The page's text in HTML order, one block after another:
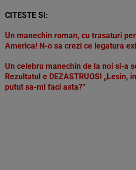
CITESTE SI:
Un manechin roman, cu trasaturi
America! N-o sa crezi ce legatura
Un celebru manechin de la noi si-a
Rezultatul e DEZASTRUOS! „Lesin,
putut sa-mi faci asta?”